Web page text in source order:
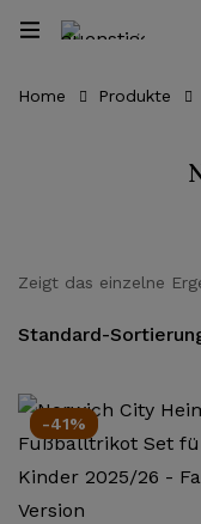
Home Produkte
Zeigt das einzelne
Standard-
-41%